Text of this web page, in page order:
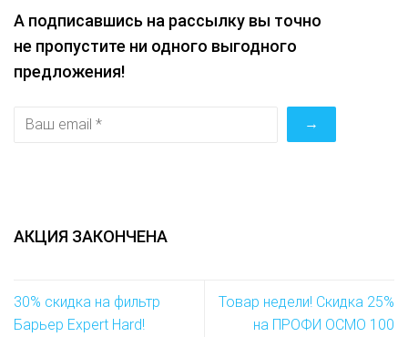
А подписавшись на рассылку вы точно
не пропустите ни одного выгодного
предложения!
АКЦИЯ ЗАКОНЧЕНА
30% скидка на фильтр
Барьер Expert Hard!
Товар недели! Скидка 25%
на ПРОФИ ОСМО 100